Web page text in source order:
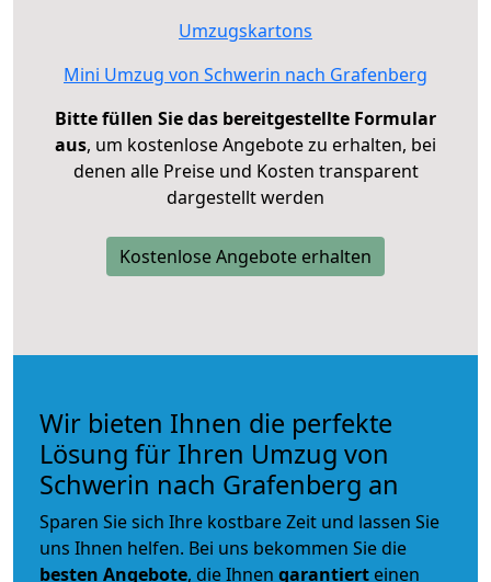
Umzugskartons
Mini Umzug von Schwerin nach Grafenberg
Bitte füllen Sie das bereitgestellte Formular
aus, um kostenlose Angebote zu erhalten, bei
denen alle Preise und Kosten transparent
dargestellt werden
Kostenlose Angebote erhalten
Wir bieten Ihnen die perfekte
Lösung für Ihren Umzug von
Schwerin nach Grafenberg an
Sparen Sie sich Ihre kostbare Zeit und lassen Sie
uns Ihnen helfen. Bei uns bekommen Sie die
besten Angebote, die Ihnen garantiert einen